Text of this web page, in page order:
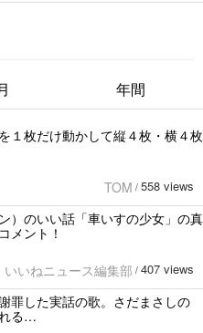
年間
１枚だけ動かして縦４枚・横４枚
TOM / 558 views
）のいい話「車いすの少女」の真
メント！
いいねニュース編集部 / 407 views
罪した実話の歌。さだまさしの
る…